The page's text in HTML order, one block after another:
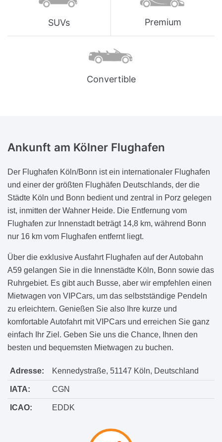
SUVs Premium
Convertible
Ankunft am Kölner Flughafen
Der Flughafen Köln/Bonn ist ein internationaler Flughafen
und einer der größten Flughäfen Deutschlands, der die
Städte Köln und Bonn bedient und zentral in Porz gelegen
ist, inmitten der Wahner Heide. Die Entfernung vom
Flughafen zur Innenstadt beträgt 14,8 km, während Bonn
nur 16 km vom Flughafen entfernt liegt.
Über die exklusive Ausfahrt Flughafen auf der Autobahn
A59 gelangen Sie in die Innenstädte Köln, Bonn sowie das
Ruhrgebiet. Es gibt auch Busse, aber wir empfehlen einen
Mietwagen von VIPCars, um das selbstständige Pendeln
zu erleichtern. Genießen Sie also Ihre kurze und
komfortable Autofahrt mit VIPCars und erreichen Sie ganz
einfach Ihr Ziel. Geben Sie uns die Chance, Ihnen den
besten und bequemsten Mietwagen zu buchen.
Adresse: Kennedystraße, 51147 Köln, Deutschland
IATA: CGN
ICAO: EDDK